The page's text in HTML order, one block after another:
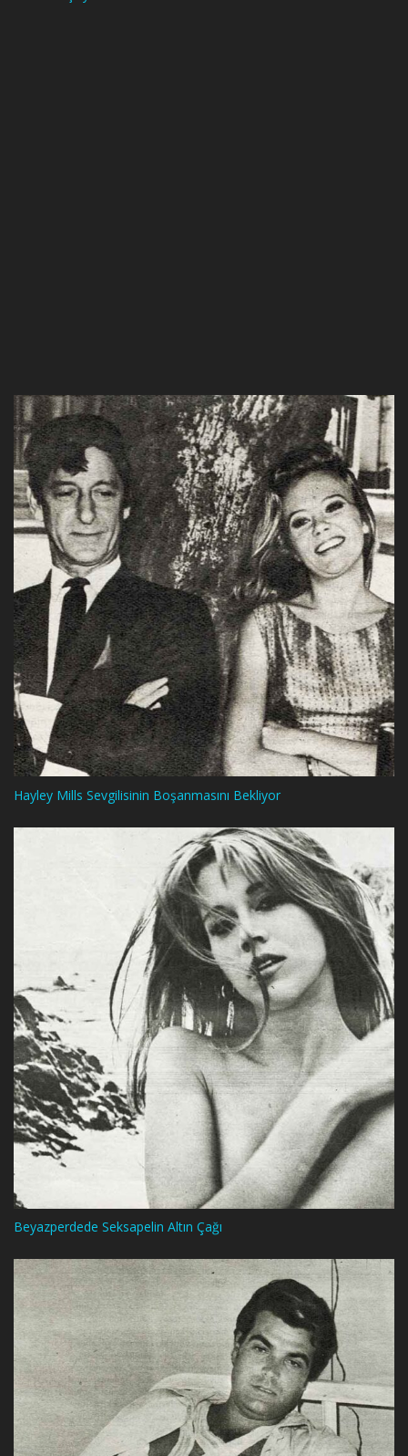
Hayley Mills Sevgilisinin Boşanmasını Bekliyor
Beyazperdede Seksapelin Altın Çağı